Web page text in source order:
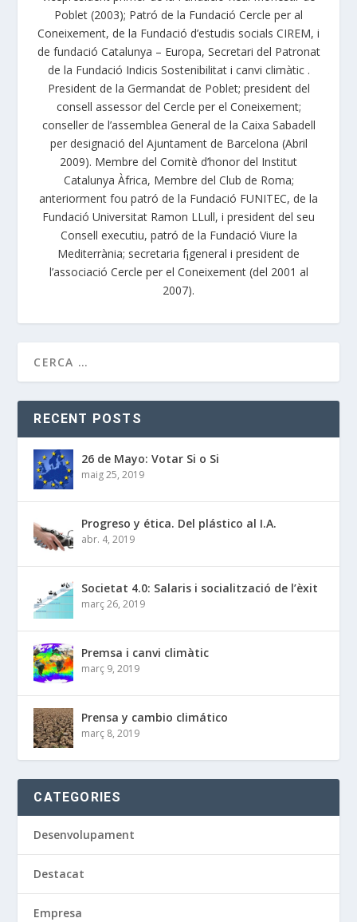
Poblet (2003); Patró de la Fundació Cercle per al
Coneixement, de la Fundació d’estudis socials CIREM, i
de fundació Catalunya – Europa, Secretari del Patronat
de la Fundació Indicis Sostenibilitat i canvi climàtic .
President de la Germandat de Poblet; president del
consell assessor del Cercle per el Coneixement;
conseller de l’assemblea General de la Caixa Sabadell
per designació del Ajuntament de Barcelona (Abril
2009). Membre del Comitè d’honor del Institut
Catalunya Àfrica, Membre del Club de Roma;
anteriorment fou patró de la Fundació FUNITEC, de la
Fundació Universitat Ramon LLull, i president del seu
Consell executiu, patró de la Fundació Viure la
Mediterrània; secretaria f¡general i president de
l’associació Cercle per el Coneixement (del 2001 al
2007).
RECENT POSTS
26 de Mayo: Votar Si o Si
maig 25, 2019
Progreso y ética. Del plástico al I.A.
abr. 4, 2019
Societat 4.0: Salaris i socialització de l’èxit
març 26, 2019
Premsa i canvi climàtic
març 9, 2019
Prensa y cambio climático
març 8, 2019
CATEGORIES
Desenvolupament
Destacat
Empresa